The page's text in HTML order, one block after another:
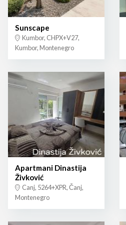
Sunscape
Kumbor, CHPX+V27,
Kumbor, Montenegro
Apartmani Dinastija
Živković
Canj, 5264+XPR, Čanj,
Montenegro